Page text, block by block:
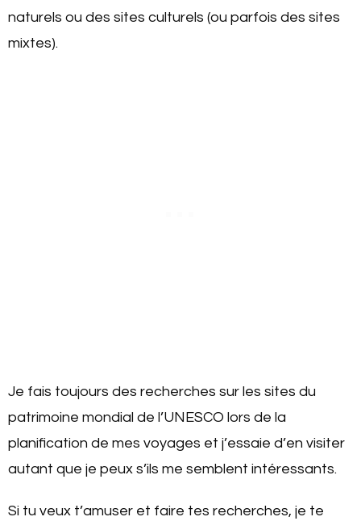
naturels ou des sites culturels (ou parfois des sites
mixtes).
Je fais toujours des recherches sur les sites du
patrimoine mondial de l’UNESCO lors de la
planification de mes voyages et j’essaie d’en visiter
autant que je peux s’ils me semblent intéressants.
Si tu veux t’amuser et faire tes recherches, je te